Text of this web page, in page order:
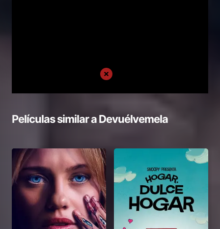
Películas similar aDevuélvemela